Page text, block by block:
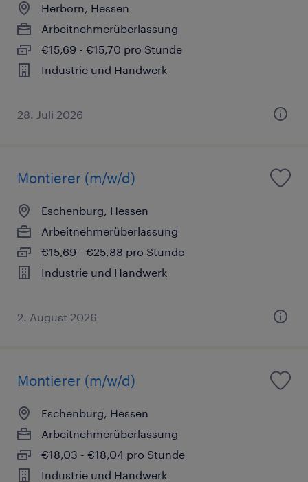
Herborn, Hessen
Arbeitnehmerüberlassung
€15,69 - €15,70 pro Stunde
Industrie und Handwerk
28. Juli 2026
Montierer (m/w/d)
Eschenburg, Hessen
Arbeitnehmerüberlassung
€15,69 - €25,88 pro Stunde
Industrie und Handwerk
2. August 2026
Montierer (m/w/d)
Eschenburg, Hessen
Arbeitnehmerüberlassung
€18,03 - €18,04 pro Stunde
Industrie und Handwerk